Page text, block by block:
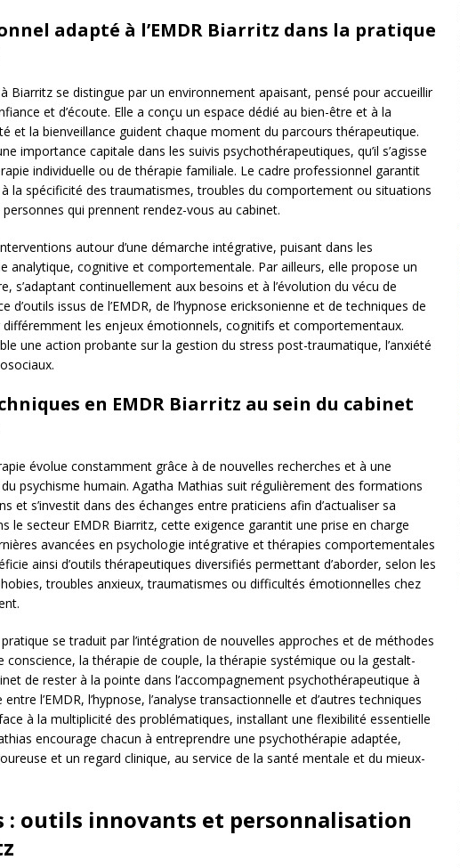
adapté à l’EMDR Biarritz dans la pratique
Biarritz se distingue par un environnement apaisant, pensé pour accueillir
et d’écoute. Elle a conçu un espace dédié au bien-être et à la
et la bienveillance guident chaque moment du parcours thérapeutique.
importance capitale dans les suivis psychothérapeutiques, qu’il s’agisse
individuelle ou de thérapie familiale. Le cadre professionnel garantit
la spécificité des traumatismes, troubles du comportement ou situations
qui prennent rendez-vous au cabinet.
autour d’une démarche intégrative, puisant dans les
analytique, cognitive et comportementale. Par ailleurs, elle propose un
s’adaptant continuellement aux besoins et à l’évolution du vécu de
d’outils issus de l’EMDR, de l’hypnose ericksonienne et de techniques de
différemment les enjeux émotionnels, cognitifs et comportementaux.
une action probante sur la gestion du stress post-traumatique, l’anxiété
en EMDR Biarritz au sein du cabinet
évolue constamment grâce à de nouvelles recherches et à une
psychisme humain. Agatha Mathias suit régulièrement des formations
et s’investit dans des échanges entre praticiens afin d’actualiser sa
le secteur EMDR Biarritz, cette exigence garantit une prise en charge
avancées en psychologie intégrative et thérapies comportementales
ainsi d’outils thérapeutiques diversifiés permettant d’aborder, selon les
troubles anxieux, traumatismes ou difficultés émotionnelles chez
se traduit par l’intégration de nouvelles approches et de méthodes
conscience, la thérapie de couple, la thérapie systémique ou la gestalt-
de rester à la pointe dans l’accompagnement psychothérapeutique à
l’EMDR, l’hypnose, l’analyse transactionnelle et d’autres techniques
à la multiplicité des problématiques, installant une flexibilité essentielle
encourage chacun à entreprendre une psychothérapie adaptée,
et un regard clinique, au service de la santé mentale et du mieux-
: outils innovants et personnalisation